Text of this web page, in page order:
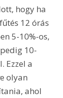
hogy ha
12 órás
5-10%-os,
10-
Ezzel a
olyan
ahol